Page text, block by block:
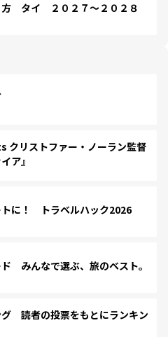
タイ ２０２７～２０２８
クリストファー・ノーラン監督
ア』
トに！ トラベルハック2026
みんなで選ぶ、旅のベスト。
読者の投票をもとにランキン